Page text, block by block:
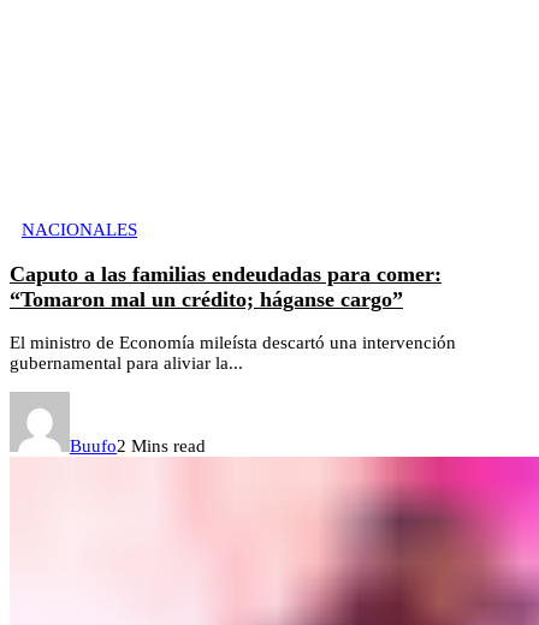
NACIONALES
Caputo a las familias endeudadas para comer:
“Tomaron mal un crédito; háganse cargo”
El ministro de Economía mileísta descartó una intervención
gubernamental para aliviar la...
Buufo2 Mins read